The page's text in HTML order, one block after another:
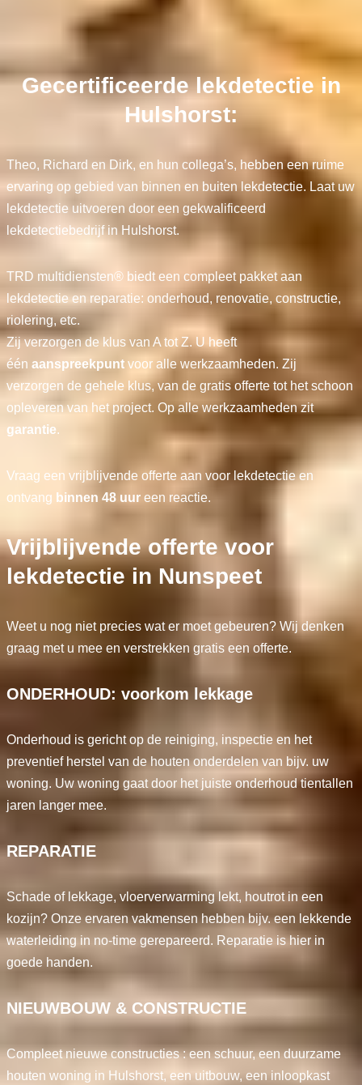
Gecertificeerde lekdetectie in
Hulshorst:
Theo, Richard en Dirk, en hun collega’s, hebben een ruime
ervaring op gebied van binnen en buiten lekdetectie. Laat uw
lekdetectie uitvoeren door een gekwalificeerd
lekdetectiebedrijf in Hulshorst.
TRD multidiensten® biedt een compleet pakket aan
lekdetectie en reparatie: onderhoud, renovatie, constructie,
riolering, etc.
Zij verzorgen de klus van A tot Z. U heeft
één aanspreekpuntvoor alle werkzaamheden. Zij
verzorgen de gehele klus, van de gratis offerte tot het schoon
opleveren van het project. Op alle werkzaamheden zit
garantie.
Vraag een vrijblijvende offerte aan voor lekdetectie en
ontvang binnen 48 uureen reactie.
Vrijblijvende offerte voor
lekdetectie in Nunspeet
Weet u nog niet precies wat er moet gebeuren? Wij denken
graag met u mee en verstrekken gratis een offerte.
ONDERHOUD: voorkom lekkage
Onderhoud is gericht op de reiniging, inspectie en het
preventief herstel van de houten onderdelen van bijv. uw
woning. Uw woning gaat door het juiste onderhoud tientallen
jaren langer mee.
REPARATIE
Schade of lekkage, vloerverwarming lekt, houtrot in een
kozijn? Onze ervaren vakmensen hebben bijv. een lekkende
waterleiding in no-time gerepareerd. Reparatie is hier in
goede handen.
NIEUWBOUW & CONSTRUCTIE
Compleet nieuwe constructies : een schuur, een duurzame
houten woning in Hulshorst, een uitbouw, een inloopkast